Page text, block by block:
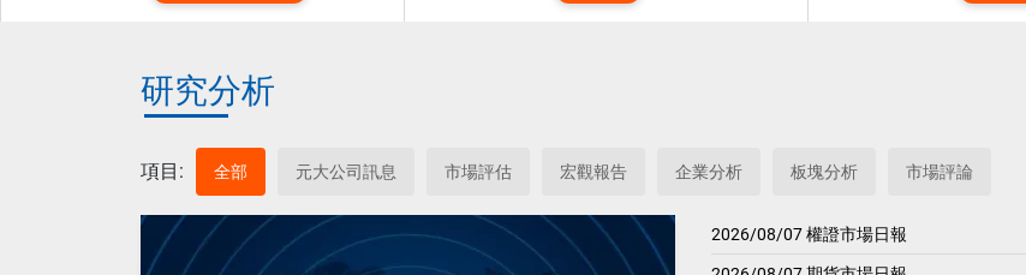
研究分析
項目: 全部 元大公司訊息 市場評估 宏觀報告 企業分析 板塊分析 市場評論
2026/08/07 權證市場日報